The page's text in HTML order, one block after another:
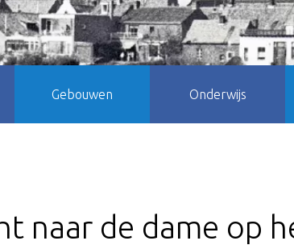
Gebouwen Onderwijs
naar de dame op